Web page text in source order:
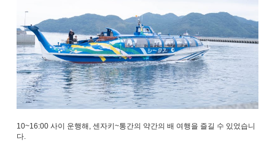
10~16:00 사이 운행해, 센자키~통간의 약간의 배 여행을 즐길 수 있었습니
다.